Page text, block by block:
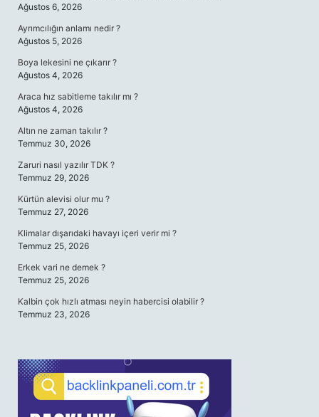
Ağustos 6, 2026
Ayrımcılığın anlamı nedir ?
Ağustos 5, 2026
Boya lekesini ne çıkarır ?
Ağustos 4, 2026
Araca hız sabitleme takılır mı ?
Ağustos 4, 2026
Altın ne zaman takılır ?
Temmuz 30, 2026
Zaruri nasıl yazılır TDK ?
Temmuz 29, 2026
Kürtün alevisi olur mu ?
Temmuz 27, 2026
Klimalar dışarıdaki havayı içeri verir mi ?
Temmuz 25, 2026
Erkek vari ne demek ?
Temmuz 25, 2026
Kalbin çok hızlı atması neyin habercisi olabilir ?
Temmuz 23, 2026